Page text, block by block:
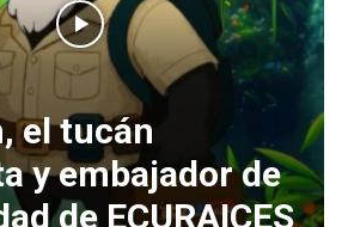
el tucán
y embajador de
de ECURAICES